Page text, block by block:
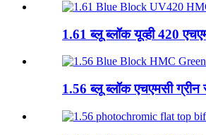
1.61 ब्लू ब्लॉक यूव्ही 420
1.56 ब्लू ब्लॉक एचएमसी ग्रीन